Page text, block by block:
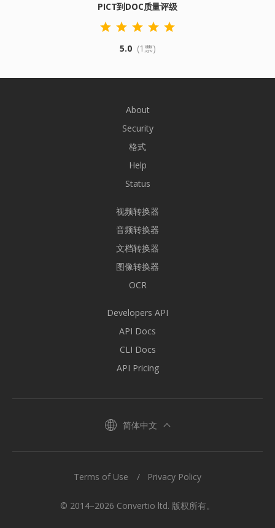
PICT到DOC质量评级
5.0 (1票)
About
Security
格式
Help
Status
视频转换器
音频转换器
文档转换器
图像转换器
OCR
Developers API
API Docs
CLI Docs
API Pricing
简体中文
© 2014–2026 Convertio ltd. 版权所有。
Terms of Use Privacy Policy